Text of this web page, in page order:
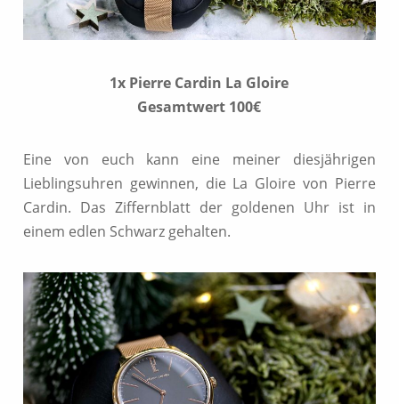
1x Pierre Cardin La Gloire
Gesamtwert 100€
Eine von euch kann eine meiner diesjährigen
Lieblingsuhren gewinnen, die La Gloire von Pierre
Cardin. Das Ziffernblatt der goldenen Uhr ist in
einem edlen Schwarz gehalten.